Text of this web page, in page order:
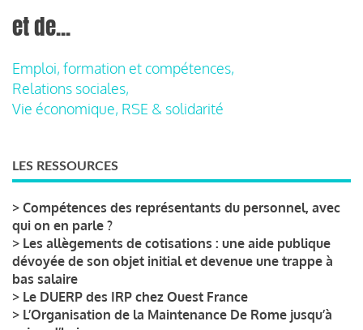
et de...
Emploi, formation et compétences,
Relations sociales,
Vie économique, RSE & solidarité
LES RESSOURCES
> Compétences des représentants du personnel, avec
qui on en parle ?
> Les allègements de cotisations : une aide publique
dévoyée de son objet initial et devenue une trappe à
bas salaire
> Le DUERP des IRP chez Ouest France
> L’Organisation de la Maintenance De Rome jusqu’à